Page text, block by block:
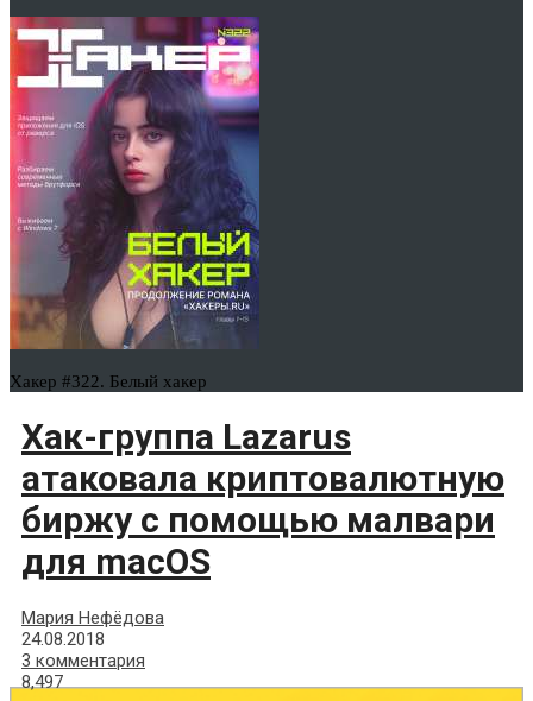
Хакер #322. Белый хакер
Хак-группа Lazarus
атаковала криптовалютную
биржу с помощью малвари
для macOS
Мария Нефёдова
24.08.2018
3 комментария
8,497